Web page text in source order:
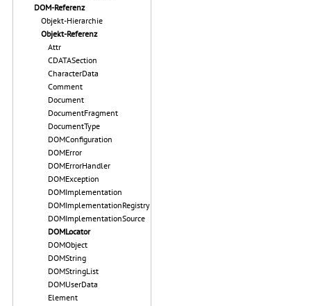
DOM-Referenz
Objekt-Hierarchie
Objekt-Referenz
Attr
CDATASection
CharacterData
Comment
Document
DocumentFragment
DocumentType
DOMConfiguration
DOMError
DOMErrorHandler
DOMException
DOMImplementation
DOMImplementationRegistry
DOMImplementationSource
DOMLocator
DOMObject
DOMString
DOMStringList
DOMUserData
Element